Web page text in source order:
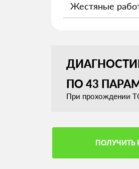
Жестяные
ПО 43
При прохождении
ПОЛУЧИТЬ